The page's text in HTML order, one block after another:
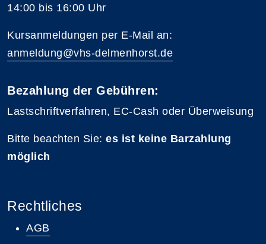
14:00 bis 16:00 Uhr
Kursanmeldungen per E-Mail an:
anmeldung@vhs-delmenhorst.de
Bezahlung der Gebühren:
Lastschriftverfahren, EC-Cash oder Überweisung
Bitte beachten Sie: es ist keine Barzahlung
möglich
Rechtliches
AGB